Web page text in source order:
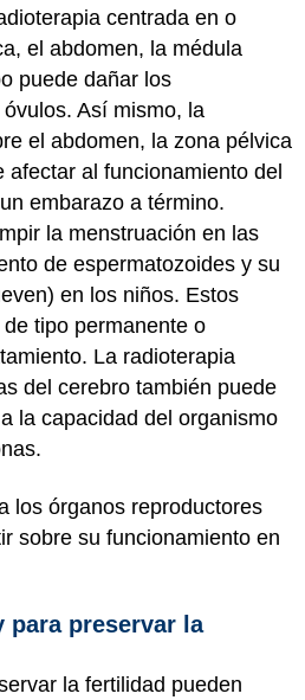
centrada en o
el abdomen, la médula
puede dañar los
Así mismo, la
el abdomen, la zona pélvica
al funcionamiento del
embarazo a término.
la menstruación en las
de espermatozoides y su
en los niños. Estos
tipo permanente o
La radioterapia
del cerebro también puede
la capacidad del organismo
los órganos reproductores
sobre su funcionamiento en
para preservar la
la fertilidad pueden